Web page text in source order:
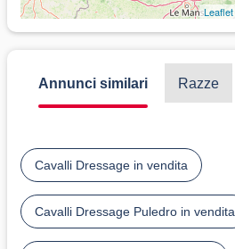
Leaflet
Annunci similari Razze
Cavalli Dressage in vendita
Cavalli Dressage Puledro in vendita